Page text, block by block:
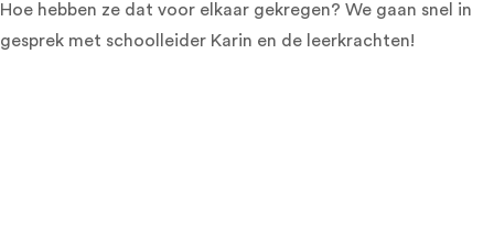
Hoe hebben ze dat voor elkaar gekregen? We gaan snel in
gesprek met schoolleider Karin en de leerkrachten!